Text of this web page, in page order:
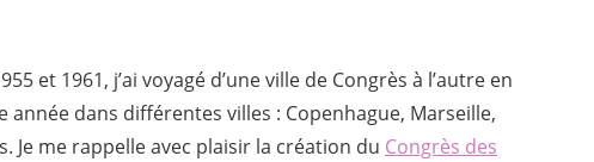
et 1961, j’ai voyagé d’une ville de Congrès à l’autre en
année dans différentes villes : Copenhague, Marseille,
Je me rappelle avec plaisir la création du Congrès des